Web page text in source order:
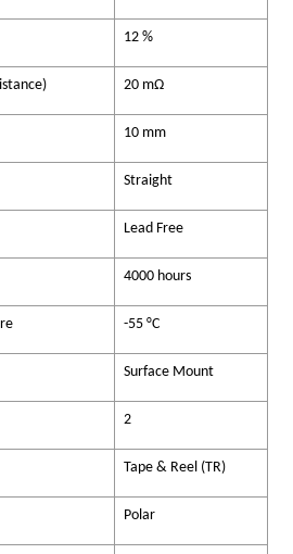
12 %
20 mΩ
10 mm
Straight
Lead Free
4000 hours
-55 °C
Surface Mount
2
Tape & Reel (TR)
Polar